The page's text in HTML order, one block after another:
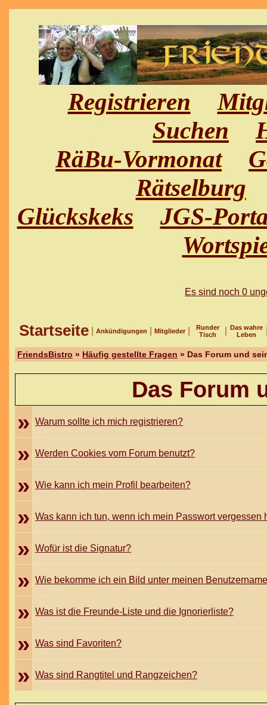
Registrieren
Suchen
RäBu-Vormonat
Rätselburg
Glückskeks
JGS-
Es sind noch 0
Startseite Ankündigungen Mitglieder
Runder
Tisch
Das wahre
Leben
FriendsBistro » Häufig gestellte Fragen » Das Forum und
Das Forum
» Warum sollte ich mich registrieren?
» Werden Cookies vom Forum benutzt?
» Wie kann ich mein Profil bearbeiten?
» Was kann ich tun, wenn ich mein Passwort vergessen
» Wofür ist die Signatur?
» Wie bekomme ich ein Bild unter meinen
» Was ist die Freunde-Liste und die Ignorierliste?
» Was sind Favoriten?
» Was sind Rangtitel und Rangzeichen?